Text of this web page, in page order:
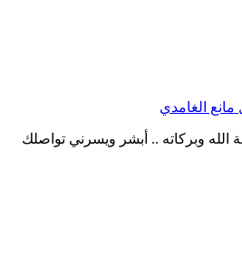
الغامدي
الله وبركاته .. أبشر ويسرني تواصلك